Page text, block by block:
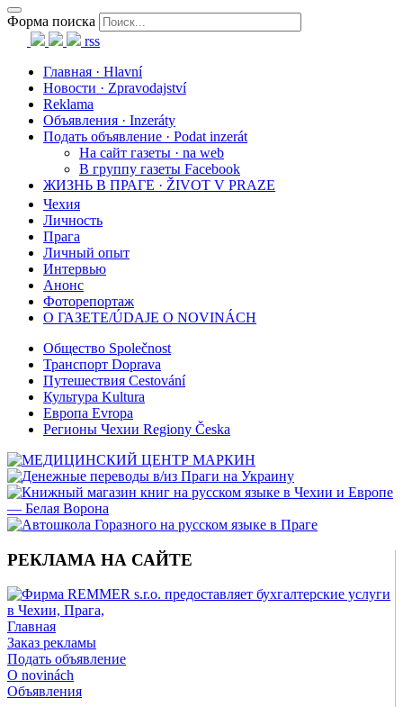
Форма поиска
rss
Главная · Hlavní
Новости · Zpravodajství
Reklama
Объявления · Inzeráty
Подать объявление · Podat inzerát
На сайт газеты · na web
В группу газеты Facebook
ЖИЗНЬ В ПРАГЕ · ŽIVOT V PRAZE
Чехия
Личность
Прага
Личный опыт
Интервью
Анонс
Фоторепортаж
О ГАЗЕТЕ/ÚDAJE O NOVINÁCH
Общество Společnost
Транспорт Doprava
Путешествия Cestování
Культура Kultura
Европа Evropa
Регионы Чехии Regiony Česka
РЕКЛАМА НА САЙТЕ
Главная
Заказ рекламы
Подать объявление
O novinách
Объявления